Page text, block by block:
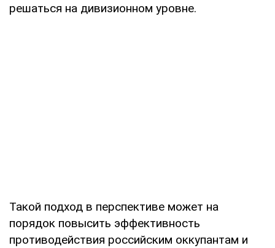
решаться на дивизионном уровне.
Такой подход в перспективе может на
порядок повысить эффективность
противодействия российским оккупантам и